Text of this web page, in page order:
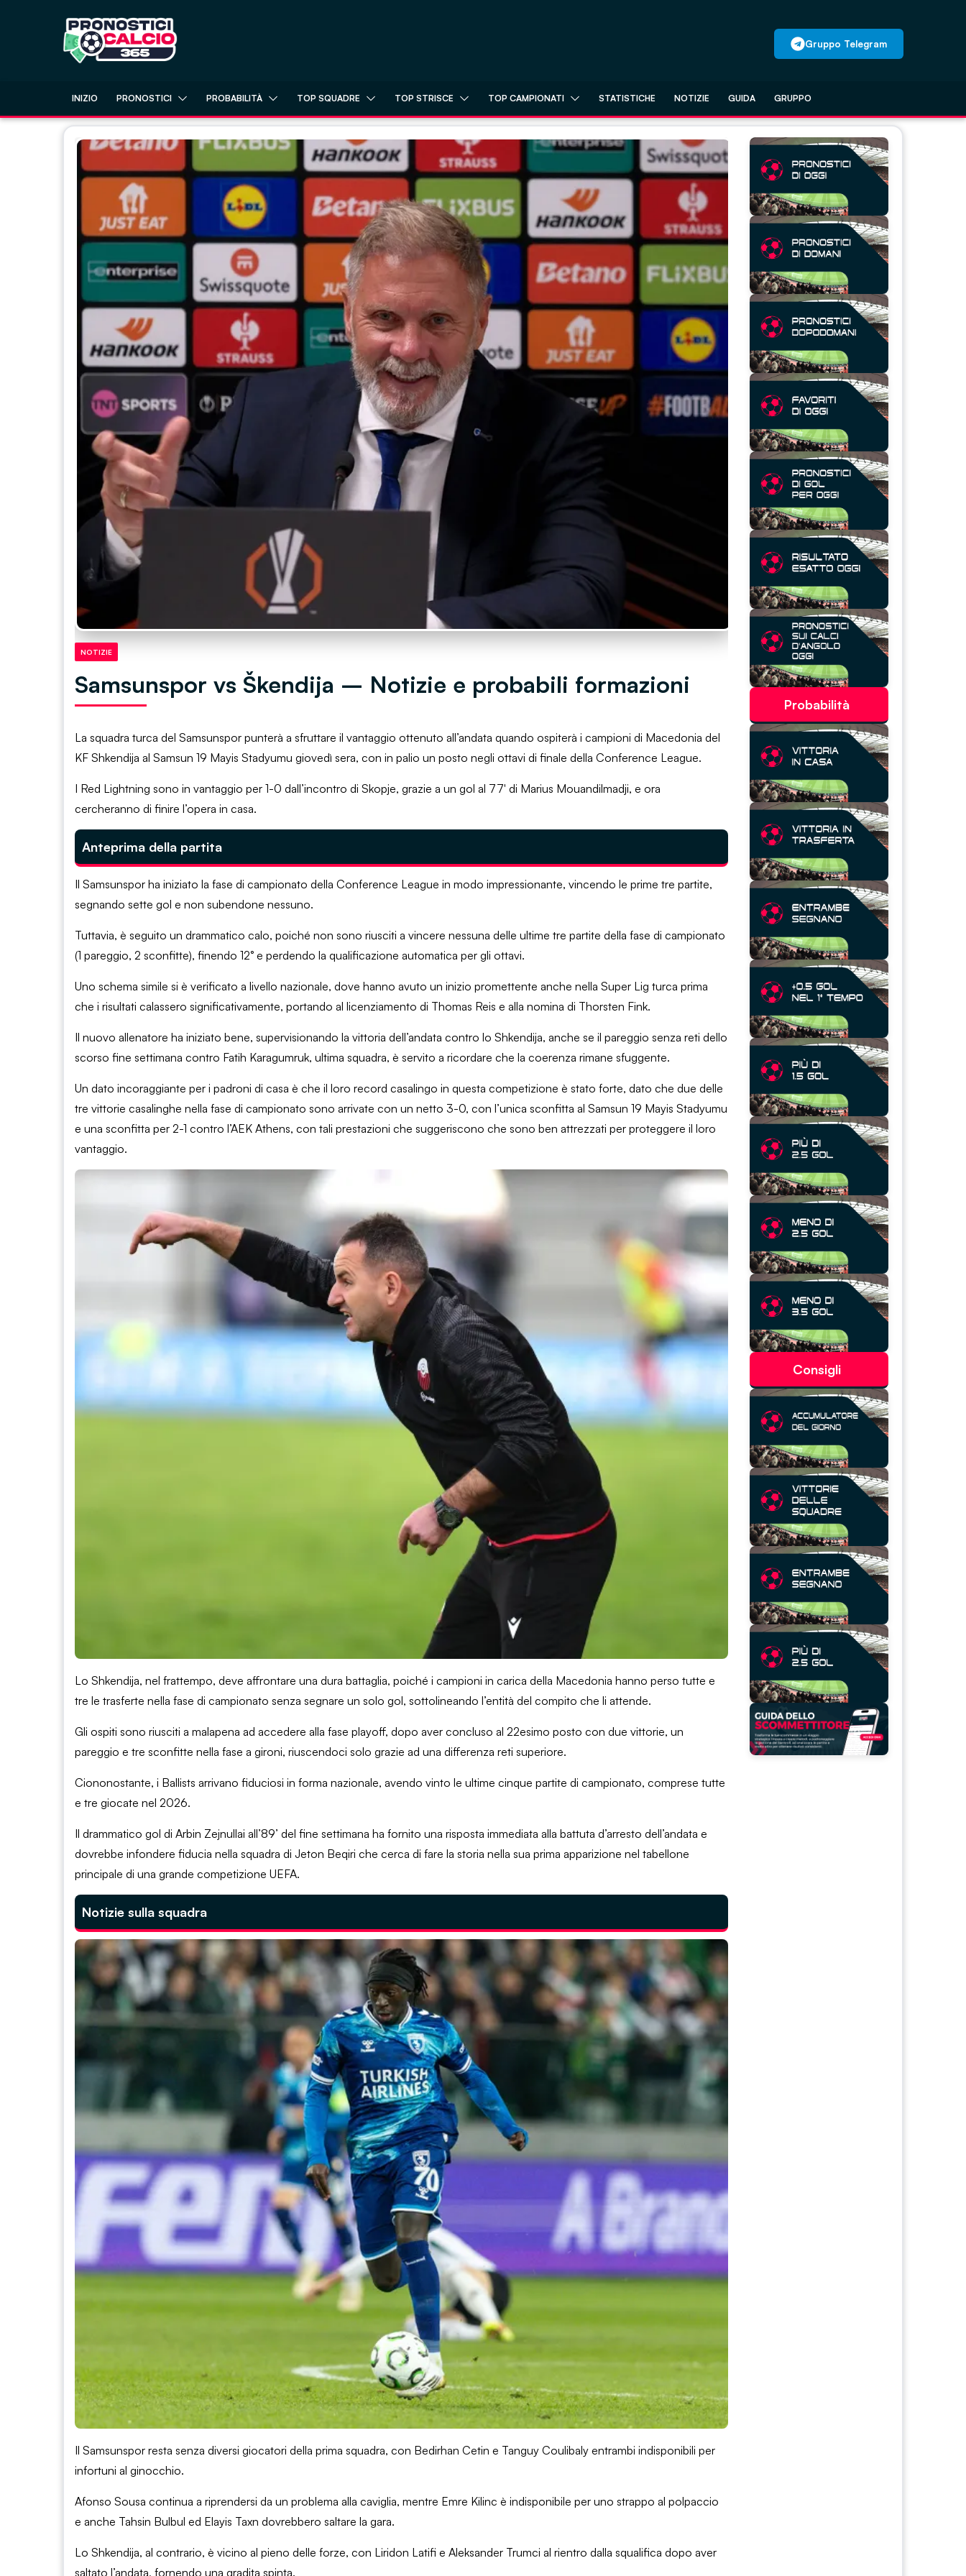
Gruppo Telegram
INIZIO PRONOSTICI PROBABILITÀ TOP SQUADRE TOP STRISCE TOP CAMPIONATI STATISTICHE NOTIZIE GUIDA GRUPPO
NOTIZIE
Samsunspor vs Škendija – Notizie e probabili formazioni
La squadra turca del Samsunspor punterà a sfruttare il vantaggio ottenuto all’andata quando ospiterà i campioni di Macedonia del
KF Shkendija al Samsun 19 Mayis Stadyumu giovedì sera, con in palio un posto negli ottavi di finale della Conference League.
I Red Lightning sono in vantaggio per 1-0 dall’incontro di Skopje, grazie a un gol al 77′ di Marius Mouandilmadji, e ora
cercheranno di finire l’opera in casa.
Anteprima della partita
Il Samsunspor ha iniziato la fase di campionato della Conference League in modo impressionante, vincendo le prime tre partite,
segnando sette gol e non subendone nessuno.
Tuttavia, è seguito un drammatico calo, poiché non sono riusciti a vincere nessuna delle ultime tre partite della fase di campionato
(1 pareggio, 2 sconfitte), finendo 12° e perdendo la qualificazione automatica per gli ottavi.
Uno schema simile si è verificato a livello nazionale, dove hanno avuto un inizio promettente anche nella Super Lig turca prima
che i risultati calassero significativamente, portando al licenziamento di Thomas Reis e alla nomina di Thorsten Fink.
Il nuovo allenatore ha iniziato bene, supervisionando la vittoria dell’andata contro lo Shkendija, anche se il pareggio senza reti dello
scorso fine settimana contro Fatih Karagumruk, ultima squadra, è servito a ricordare che la coerenza rimane sfuggente.
Un dato incoraggiante per i padroni di casa è che il loro record casalingo in questa competizione è stato forte, dato che due delle
tre vittorie casalinghe nella fase di campionato sono arrivate con un netto 3-0, con l’unica sconfitta al Samsun 19 Mayis Stadyumu
e una sconfitta per 2-1 contro l’AEK Athens, con tali prestazioni che suggeriscono che sono ben attrezzati per proteggere il loro
vantaggio.
Lo Shkendija, nel frattempo, deve affrontare una dura battaglia, poiché i campioni in carica della Macedonia hanno perso tutte e
tre le trasferte nella fase di campionato senza segnare un solo gol, sottolineando l’entità del compito che li attende.
Gli ospiti sono riusciti a malapena ad accedere alla fase playoff, dopo aver concluso al 22esimo posto con due vittorie, un
pareggio e tre sconfitte nella fase a gironi, riuscendoci solo grazie ad una differenza reti superiore.
Ciononostante, i Ballists arrivano fiduciosi in forma nazionale, avendo vinto le ultime cinque partite di campionato, comprese tutte
e tre giocate nel 2026.
Il drammatico gol di Arbin Zejnullai all’89’ del fine settimana ha fornito una risposta immediata alla battuta d’arresto dell’andata e
dovrebbe infondere fiducia nella squadra di Jeton Beqiri che cerca di fare la storia nella sua prima apparizione nel tabellone
principale di una grande competizione UEFA.
Notizie sulla squadra
Il Samsunspor resta senza diversi giocatori della prima squadra, con Bedirhan Cetin e Tanguy Coulibaly entrambi indisponibili per
infortuni al ginocchio.
Afonso Sousa continua a riprendersi da un problema alla caviglia, mentre Emre Kilinc è indisponibile per uno strappo al polpaccio
e anche Tahsin Bulbul ed Elayis Taxn dovrebbero saltare la gara.
Lo Shkendija, al contrario, è vicino al pieno delle forze, con Liridon Latifi e Aleksander Trumci al rientro dalla squalifica dopo aver
saltato l’andata, fornendo una gradita spinta.
Probabilità
Consigli